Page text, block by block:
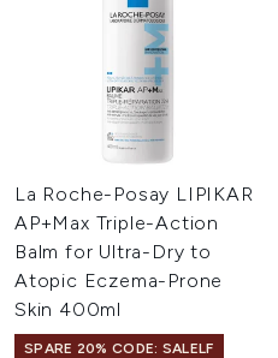
La Roche-Posay LIPIKAR
AP+Max Triple-Action
Balm for Ultra-Dry to
Atopic Eczema-Prone
Skin 400ml
SPARE 20% CODE: SALELF